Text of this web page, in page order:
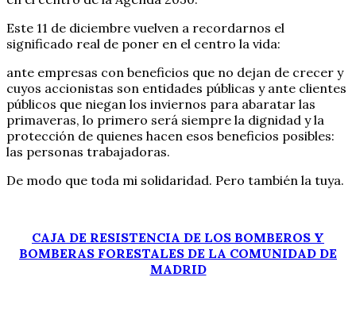
Este 11 de diciembre vuelven a recordarnos el
significado real de poner en el centro la vida:
ante empresas con beneficios que no dejan de crecer y
cuyos accionistas son entidades públicas y ante clientes
públicos que niegan los inviernos para abaratar las
primaveras, lo primero será siempre la dignidad y la
protección de quienes hacen esos beneficios posibles:
las personas trabajadoras.
De modo que toda mi solidaridad. Pero también la tuya.
CAJA DE RESISTENCIA DE LOS BOMBEROS Y
BOMBERAS FORESTALES DE LA COMUNIDAD DE
MADRID